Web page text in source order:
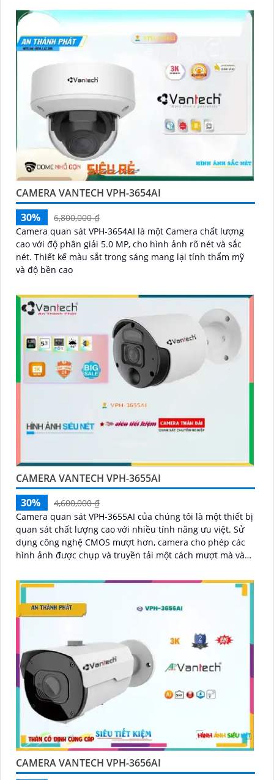
CAMERA VANTECH VPH-3654AI
30%
6,800,000 ₫
Camera quan sát VPH-3654AI là một Camera chất lượng
cao với độ phân giải 5.0 MP, cho hình ảnh rõ nét và sắc
nét. Thiết kế màu sắt trong sáng mang lại tính thẩm mỹ
và độ bền cao
CAMERA VANTECH VPH-3655AI
30%
4,600,000 ₫
Camera quan sát VPH-3655AI của chúng tôi là một thiết bị
quan sát chất lượng cao với nhiều tính năng ưu việt. Sử
dụng công nghệ CMOS mượt hơn, camera cho phép các
hình ảnh được chụp và truyền tải một cách mượt mà và
CAMERA VANTECH VPH-3656AI